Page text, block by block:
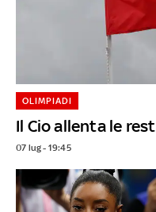
Il Cio allenta le
OLIMPIADI
07 lug - 19:45